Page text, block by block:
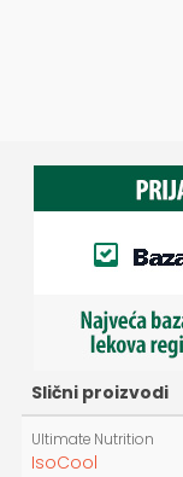
Slični proizvodi
Ultimate Nutrition
IsoCool